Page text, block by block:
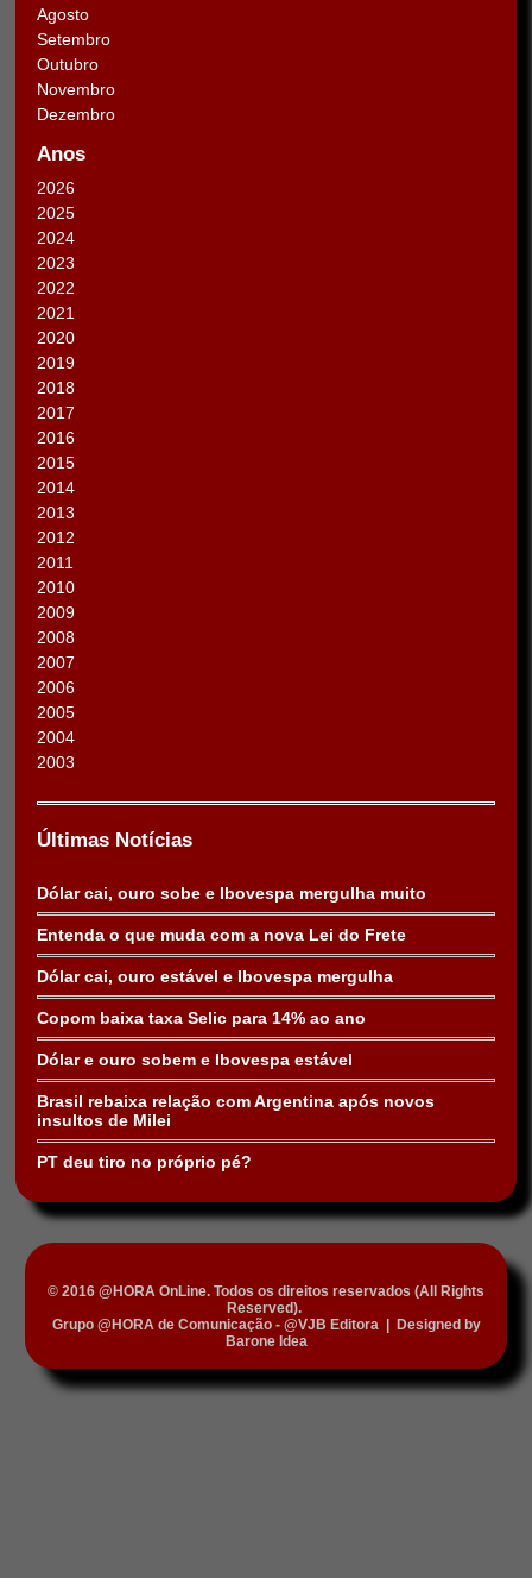
Agosto
Setembro
Outubro
Novembro
Dezembro
Anos
2026
2025
2024
2023
2022
2021
2020
2019
2018
2017
2016
2015
2014
2013
2012
2011
2010
2009
2008
2007
2006
2005
2004
2003
Últimas Notícias
Dólar cai, ouro sobe e Ibovespa mergulha muito
Entenda o que muda com a nova Lei do Frete
Dólar cai, ouro estável e Ibovespa mergulha
Copom baixa taxa Selic para 14% ao ano
Dólar e ouro sobem e Ibovespa estável
Brasil rebaixa relação com Argentina após novos
insultos de Milei
PT deu tiro no próprio pé?
© 2016 @HORA OnLine. Todos os direitos reservados (All Rights
Reserved).
Grupo @HORA de Comunicação - @VJB Editora|
Designed by
Barone Idea